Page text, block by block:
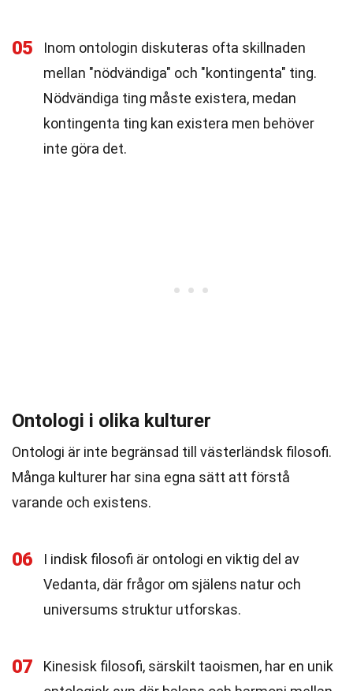
05
Inom ontologin diskuteras ofta skillnaden
mellan "nödvändiga" och "kontingenta" ting.
Nödvändiga ting måste existera, medan
kontingenta ting kan existera men behöver
inte göra det.
Ontologi i olika kulturer
Ontologi är inte begränsad till västerländsk filosofi.
Många kulturer har sina egna sätt att förstå
varande och existens.
06
I indisk filosofi är ontologi en viktig del av
Vedanta, där frågor om själens natur och
universums struktur utforskas.
07
Kinesisk filosofi, särskilt taoismen, har en unik